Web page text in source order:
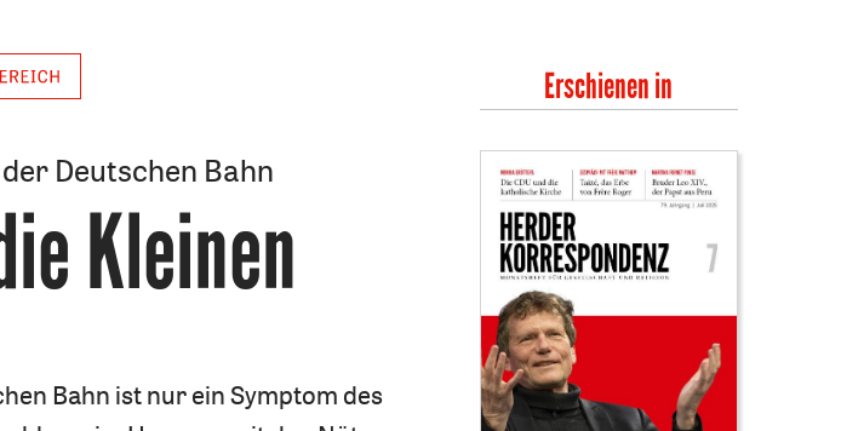
Deutschen Bahn
Kleinen
Bahn ist nur ein Symptom des
Erschienen in